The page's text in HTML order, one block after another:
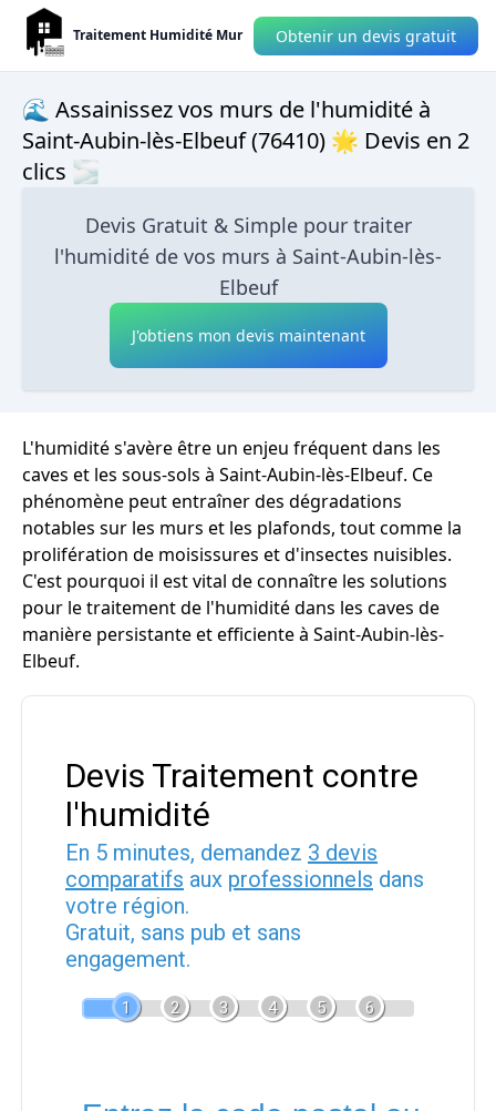
Traitement Humidité Mur Obtenir un devis gratuit
🌊 Assainissez vos murs de l'humidité à
Saint-Aubin-lès-Elbeuf (76410) 🌟 Devis en 2
clics 🌫
Devis Gratuit & Simple pour traiter
l'humidité de vos murs à Saint-Aubin-lès-
Elbeuf
J'obtiens mon devis maintenant
L'humidité s'avère être un enjeu fréquent dans les
caves et les sous-sols à Saint-Aubin-lès-Elbeuf. Ce
phénomène peut entraîner des dégradations
notables sur les murs et les plafonds, tout comme la
prolifération de moisissures et d'insectes nuisibles.
C'est pourquoi il est vital de connaître les solutions
pour le traitement de l'humidité dans les caves de
manière persistante et efficiente à Saint-Aubin-lès-
Elbeuf.
Devis Traitement contre
l'humidité
En 5 minutes, demandez 3 devis
comparatifs aux professionnels dans
votre région.
Gratuit, sans pub et sans
engagement.
1 2 3 4 5 6